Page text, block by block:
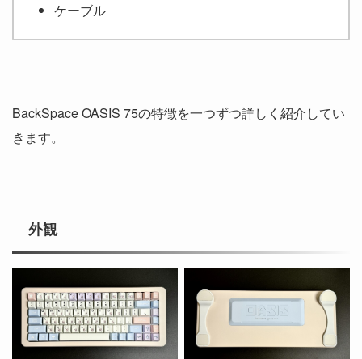
ケーブル
BackSpace OASIS 75の特徴を一つずつ詳しく紹介してい
きます。
外観